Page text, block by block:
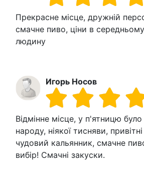
Прекрасне місце, дружній
смачне пиво, ціни в
людину
Игорь Носов
Відмінне місце, у п'ятницю
народу, ніякої тисняви,
чудовий кальянник, смачне
вибір! Смачні закуски.